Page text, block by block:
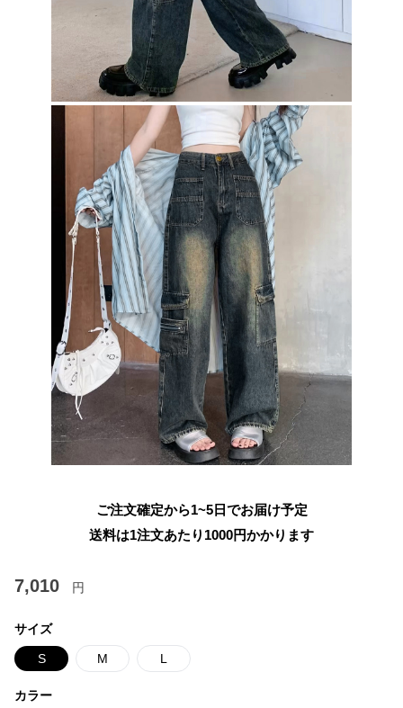
ご注文確定から1~5日でお届け予定
送料は1注文あたり 1000円かかります
7,010 円
サイズ
S M L
カラー